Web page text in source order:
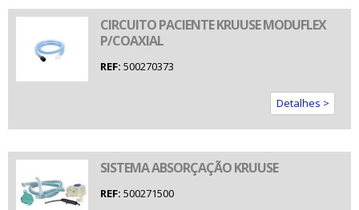
CIRCUITO PACIENTE KRUUSE MODUFLEX
P/COAXIAL
REF: 500270373
Detalhes >
SISTEMA ABSORÇAÇÃO KRUUSE
REF: 500271500